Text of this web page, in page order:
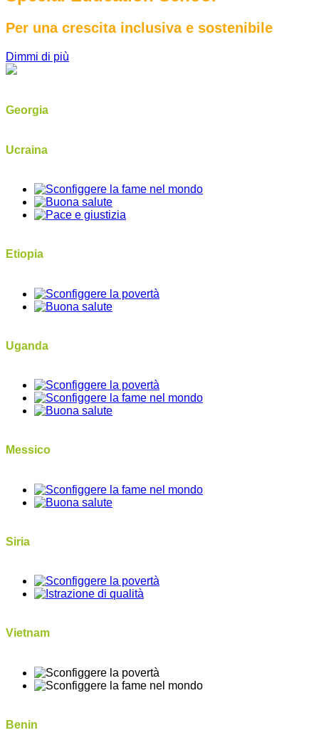
Per una crescita inclusiva e sostenibile
Dimmi di più
Georgia
Ucraina
Etiopia
Uganda
Messico
Siria
Vietnam
Benin